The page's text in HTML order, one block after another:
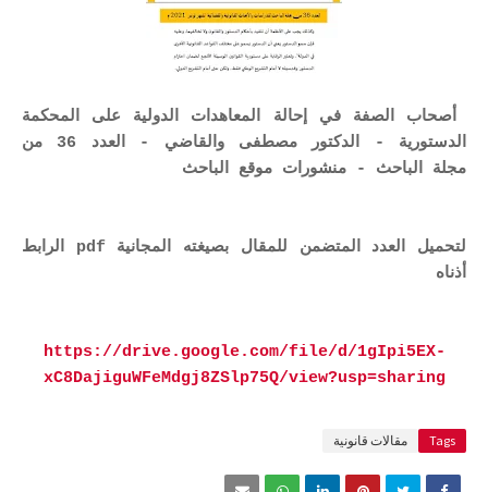
أصحاب الصفة في إحالة المعاهدات الدولية على المحكمة
الدستورية - الدكتور مصطفى والقاضي - العدد 36 من
مجلة الباحث - منشورات موقع الباحث
لتحميل العدد المتضمن للمقال بصيغته المجانية pdf الرابط
أذناه
https://drive.google.com/file/d/1gIpi5EX-
xC8DajiguWFeMdgj8ZSlp75Q/view?usp=sharing
Tags مقالات قانونية